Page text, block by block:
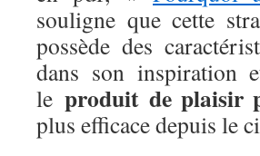
souligne que cette
possède des
dans son inspiration
leproduit de plaisir
plus efficace depuis le